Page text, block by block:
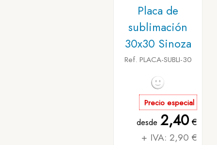
Placa de
sublimación
30x30 Sinoza
Ref. PLACA-SUBLI-30
Precio especial
desde 2,40€
+ IVA: 2,90 €